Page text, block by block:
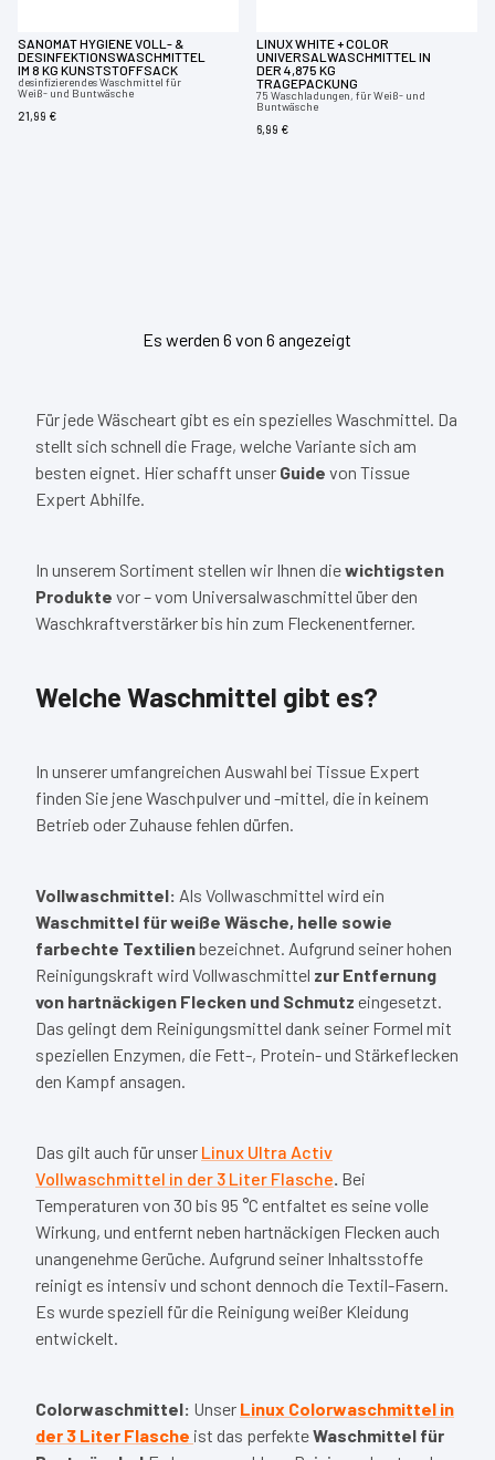
SANOMAT HYGIENE VOLL- &
DESINFEKTIONSWASCHMITTEL
IM 8 KG KUNSTSTOFFSACK
desinfizierendes Waschmittel für
Weiß- und Buntwäsche
21,99 €
LINUX WHITE + COLOR
UNIVERSALWASCHMITTEL IN
DER 4,875 KG
TRAGEPACKUNG
75 Waschladungen, für Weiß- und
Buntwäsche
6,99 €
Es werden 6 von 6 angezeigt
Für jede Wäscheart gibt es ein spezielles Waschmittel. Da
stellt sich schnell die Frage, welche Variante sich am
besten eignet. Hier schafft unser Guide von Tissue
Expert Abhilfe.
In unserem Sortiment stellen wir Ihnen diewichtigsten
Produkte vor – vom Universalwaschmittel über den
Waschkraftverstärker bis hin zum Fleckenentferner.
Welche Waschmittel gibt es?
In unserer umfangreichen Auswahl bei Tissue Expert
finden Sie jene Waschpulver und -mittel, die in keinem
Betrieb oder Zuhause fehlen dürfen.
Vollwaschmittel: Als Vollwaschmittel wird ein
Waschmittel für weiße Wäsche, helle sowie
farbechte Textilienbezeichnet. Aufgrund seiner hohen
Reinigungskraft wird Vollwaschmittel zur Entfernung
von hartnäckigen Flecken und Schmutz eingesetzt.
Das gelingt dem Reinigungsmittel dank seiner Formel mit
speziellen Enzymen, die Fett-, Protein- und Stärkeflecken
den Kampf ansagen.
Das gilt auch für unser Linux Ultra Activ
Vollwaschmittel in der 3 Liter Flasche. Bei
Temperaturen von 30 bis 95 °C entfaltet es seine volle
Wirkung, und entfernt neben hartnäckigen Flecken auch
unangenehme Gerüche. Aufgrund seiner Inhaltsstoffe
reinigt es intensiv und schont dennoch die Textil-Fasern.
Es wurde speziell für die Reinigung weißer Kleidung
entwickelt.
Colorwaschmittel: Unser Linux Colorwaschmittel in
der 3 Liter Flasche ist das perfekteWaschmittel für